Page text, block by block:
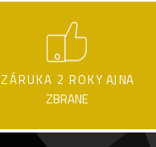
ZÁRUKA 2 ROKY AJ NA
ZBRANE